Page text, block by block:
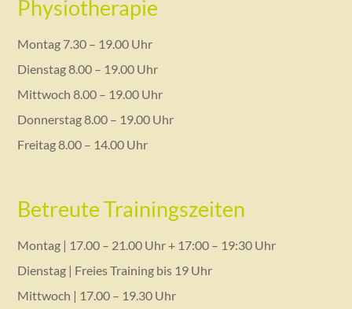
Physiotherapie
Montag 7.30 – 19.00 Uhr
Dienstag 8.00 – 19.00 Uhr
Mittwoch 8.00 – 19.00 Uhr
Donnerstag 8.00 – 19.00 Uhr
Freitag 8.00 – 14.00 Uhr
Betreute Trainingszeiten
Montag | 17.00 – 21.00 Uhr + 17:00 – 19:30 Uhr
Dienstag | Freies Training bis 19 Uhr
Mittwoch | 17.00 – 19.30 Uhr